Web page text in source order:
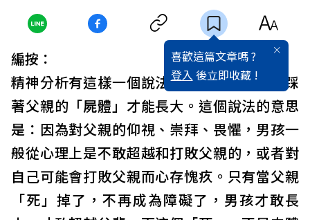
喜歡這篇文章嗎 ?
登入 後立即收藏 !
編按：
精神分析有這樣一個說法，一個男孩子必須踩
著父親的「屍體」才能長大。這個說法的意思
是：因為對父親的仰視、崇拜、畏懼，男孩一
般從心理上是不敢超越和打敗父親的，或者對
自己可能會打敗父親而心存愧疚。只有當父親
「死」掉了，不再成為障礙了，男孩才敢長